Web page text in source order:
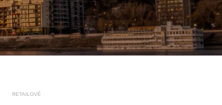
RETAILOVÉ